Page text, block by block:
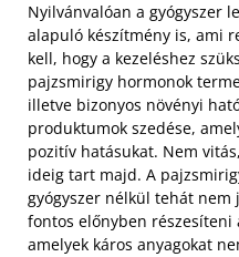
Nyilvánvalóan a gyógyszer
alapuló készítmény is, ami
kell, hogy a kezeléshez
pajzsmirigy hormonok
illetve bizonyos növényi
produktumok szedése,
pozitív hatásukat. Nem
ideig tart majd. A
gyógyszer nélkül tehát
fontos előnyben
amelyek káros anyagokat